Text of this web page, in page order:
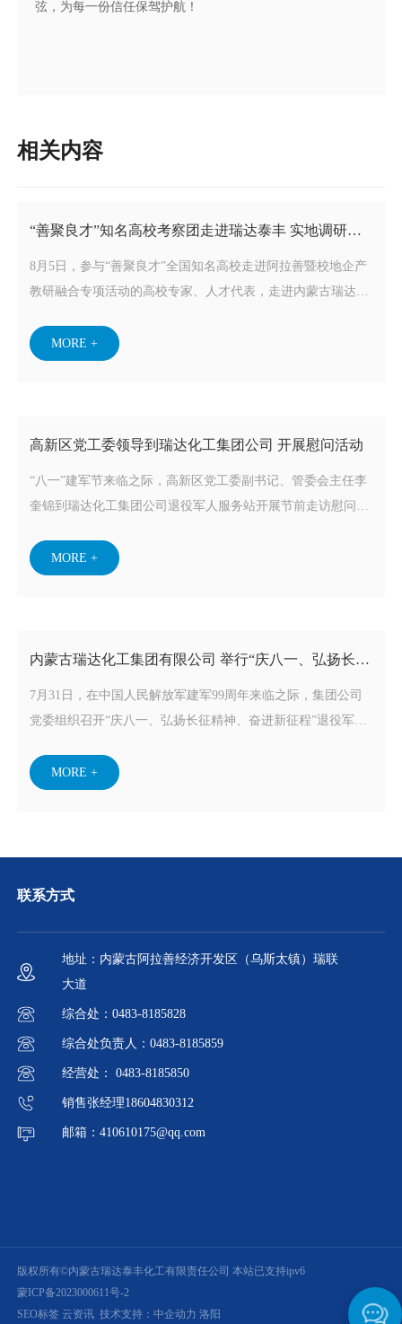
弦，为每一份信任保驾护航！
相关内容
“善聚良才”知名高校考察团走进瑞达泰丰 实地调研博
士后科研工作站
8月5日，参与“善聚良才”全国知名高校走进阿拉善暨校地企产
教研融合专项活动的高校专家、人才代表，走进内蒙古瑞达泰
对接校企科技创新与高层次人才合作事宜。
MORE +
高新区党工委领导到瑞达化工集团公司 开展慰问活动
“八一”建军节来临之际，高新区党工委副书记、管委会主任李
奎锦到瑞达化工集团公司退役军人服务站开展节前走访慰问，
人”公司党委书记、董事长王金达同志、以及曾经在部队服役
MORE +
内蒙古瑞达化工集团有限公司 举行“庆八一、弘扬长征
精神、奋进新征程” 退役军人座谈会
7月31日，在中国人民解放军建军99周年来临之际，集团公司
党委组织召开“庆八一、弘扬长征精神、奋进新征程”退役军人
金达同志参加会议。
MORE +
联系方式
地址：内蒙古阿拉善经济开发区（乌斯太镇）瑞联
大道
综合处：0483-8185828
综合处负责人：0483-8185859
经营处： 0483-8185850
销售张经理18604830312
邮箱：410610175@qq.com
版权所有©内蒙古瑞达泰丰化工有限责任公司 本站已支持ipv6
蒙ICP备2023000611号-2
SEO标签 云资讯技术支持： 中企动力 洛阳